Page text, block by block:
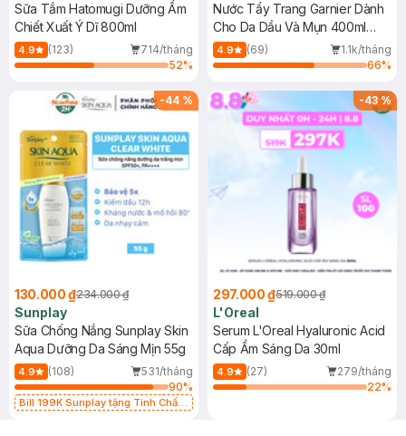
Sữa Tắm Hatomugi Dưỡng Ẩm
Chiết Xuất Ý Dĩ 800ml
4.9 (123)
714/tháng
52%
Nước Tẩy Trang Garnier Dành
Cho Da Dầu Và Mụn 400ml
(Mới)
4.9 (69)
1.1k/tháng
66%
-44 %
130.000 ₫234.000 ₫
Sunplay
Sữa Chống Nắng Sunplay Skin
Aqua Dưỡng Da Sáng Mịn 55g
4.9 (108)
531/tháng
90%
Bill 199K Sunplay tặng Tinh Chất
-43%
297.000 ₫519.000 ₫
L'Oreal
Serum L'Oreal Hyaluronic Acid
Cấp Ẩm Sáng Da 30ml
4.9 (27)
279/tháng
22%